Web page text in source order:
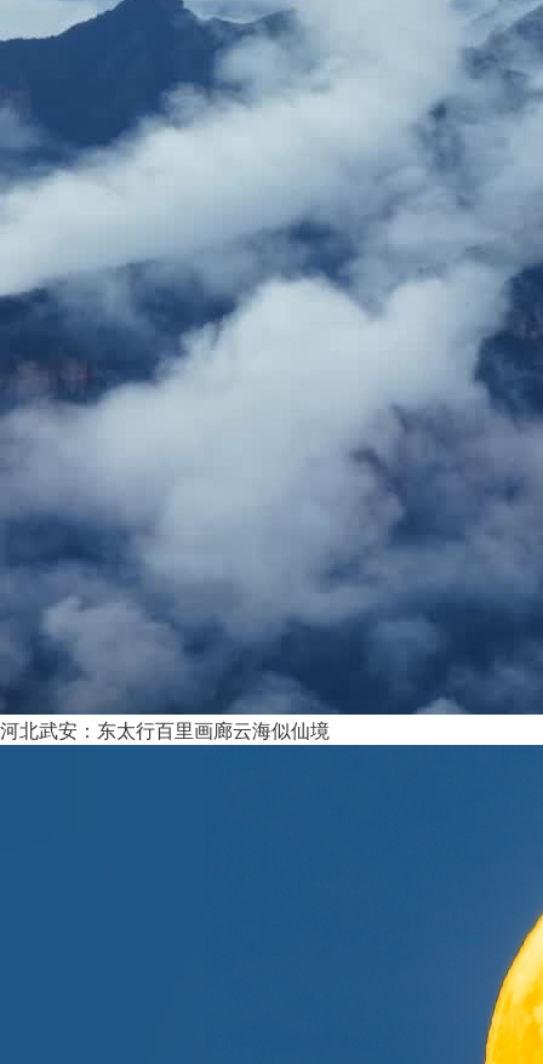
河北武安：东太行百里画廊云海似仙境